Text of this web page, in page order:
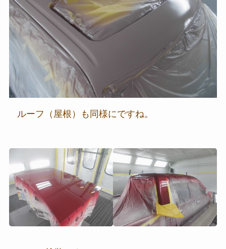
ルーフ（屋根）も同様にですね。